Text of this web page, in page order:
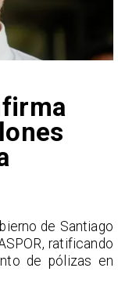
de Santiago
ratificando
de pólizas en